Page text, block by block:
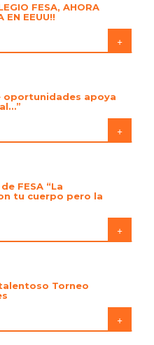
FESA, AHORA
EN EEUU!!
+
oportunidades apoya
+
FESA “La
tu cuerpo pero la
+
Torneo
+